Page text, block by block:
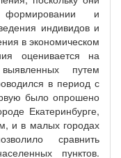
и
индивидов и
в экономическом
оценивается на
путем
в период с
было опрошено
Екатеринбурге,
и в малых городах
сравнить
пунктов.